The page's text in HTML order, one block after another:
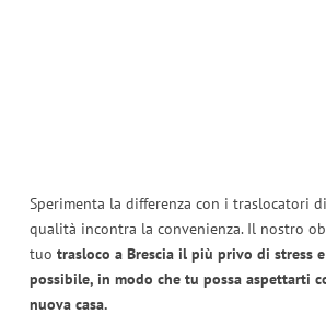
Sperimenta la differenza con i traslocatori
qualità incontra la convenienza. Il nostro
tuo trasloco a Brescia il più privo di stress
possibile, in modo che tu possa aspettarti
nuova casa.